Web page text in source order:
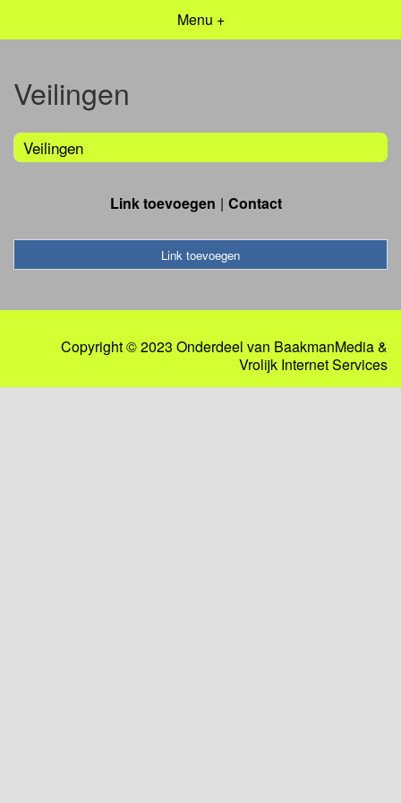
Menu +
Veilingen
Veilingen
Link toevoegen Contact
Link toevoegen
Copyright © 2023 Onderdeel van BaakmanMedia&
Vrolijk Internet Services